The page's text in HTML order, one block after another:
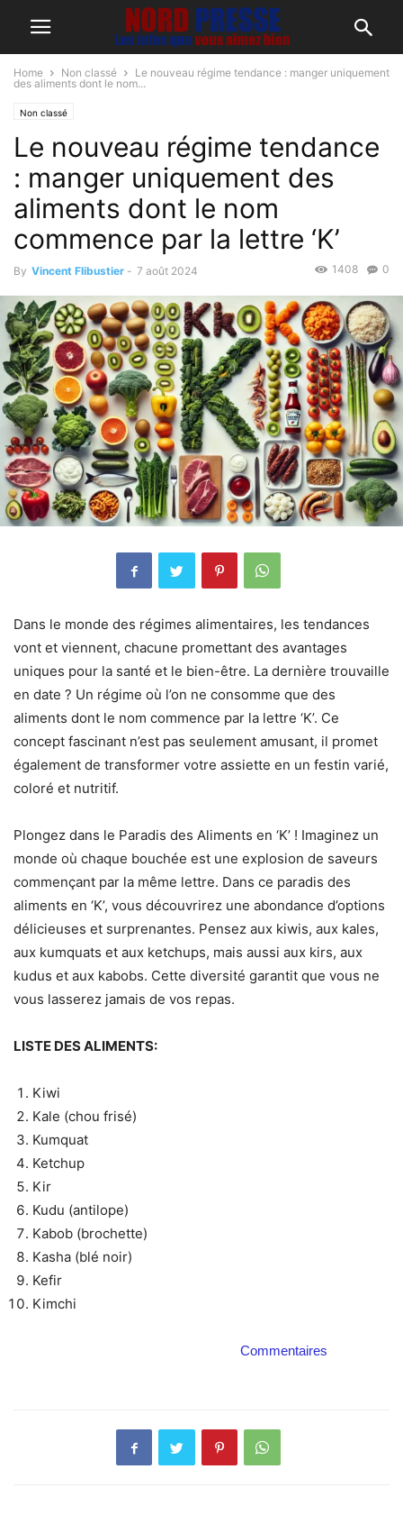
Home Non classé
Le nouveau régime tendance : manger uniquement
des aliments dont le nom...
Non classé
Le nouveau régime tendance
: manger uniquement des
aliments dont le nom
commence par la lettre ‘K’
By Vincent Flibustier - 7 août 2024 0
1408
Dans le monde des régimes alimentaires, les tendances
vont et viennent, chacune promettant des avantages
uniques pour la santé et le bien-être. La dernière trouvaille
en date ? Un régime où l’on ne consomme que des
aliments dont le nom commence par la lettre ‘K’. Ce
concept fascinant n’est pas seulement amusant, il promet
également de transformer votre assiette en un festin varié,
coloré et nutritif.
Plongez dans le Paradis des Aliments en ‘K’ ! Imaginez un
monde où chaque bouchée est une explosion de saveurs
commençant par la même lettre. Dans ce paradis des
aliments en ‘K’, vous découvrirez une abondance d’options
délicieuses et surprenantes. Pensez aux kiwis, aux kales,
aux kumquats et aux ketchups, mais aussi aux kirs, aux
kudus et aux kabobs. Cette diversité garantit que vous ne
vous lasserez jamais de vos repas.
LISTE DES ALIMENTS:
Kiwi
Kale (chou frisé)
Kumquat
Ketchup
Kir
Kudu (antilope)
Kabob (brochette)
Kasha (blé noir)
Kefir
Kimchi
Commentaires